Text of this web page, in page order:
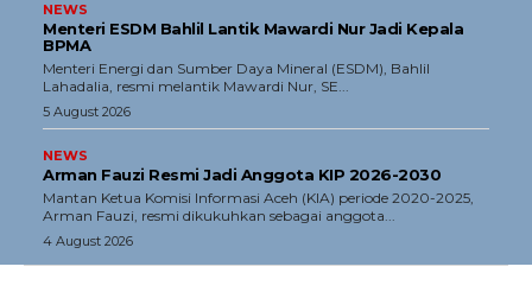
Aset
Indeks Artikel
NEWS
Menteri ESDM Bahlil Lantik Mawardi Nur Jadi Kepala
BPMA
Menteri Energi dan Sumber Daya Mineral (ESDM), Bahlil
Lahadalia, resmi melantik Mawardi Nur, SE...
5 August 2026
NEWS
Arman Fauzi Resmi Jadi Anggota KIP 2026-2030
Mantan Ketua Komisi Informasi Aceh (KIA) periode 2020-2025,
Arman Fauzi, resmi dikukuhkan sebagai anggota...
4 August 2026